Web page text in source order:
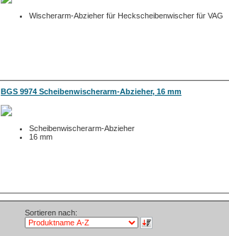
Wischerarm-Abzieher für Heckscheibenwischer für VAG
BGS 9974 Scheibenwischerarm-Abzieher, 16 mm
Scheibenwischerarm-Abzieher
16 mm
Sortieren nach: